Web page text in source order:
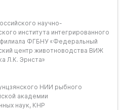
критически важных
призван
статус российской
биоресурсов, выявить
стратегические
научно-
института интегрированного
ФГБНУ «Федеральный
центр животноводства ВИЖ
Л.К. Эрнста»
НИИ рыбного
академии
наук, КНР